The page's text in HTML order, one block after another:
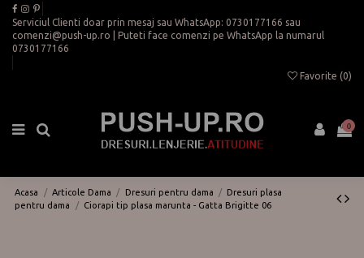
Serviciul Clienti doar prin mesaj sau WhatsApp: 0730177166 sau
comenzi@push-up.ro | Puteti face comenzi pe WhatsApp la numarul
0730177166
Favorite (0)
0
Acasa Articole Dama Dresuri pentru dama
Dresuri plasa
pentru dama
Ciorapi tip plasa marunta - Gatta Brigitte 06